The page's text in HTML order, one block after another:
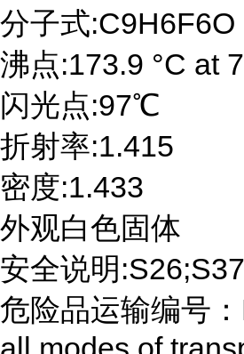
分子式:C9H6F6O
沸点:173.9 °C at
闪光点:97℃
折射率:1.415
密度:1.433
外观白色固体
安全说明
危险品运输编号